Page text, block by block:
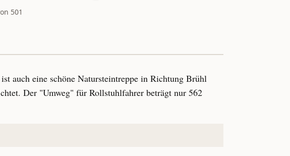
501
auch eine schöne Natursteintreppe in Richtung Brühl
Der "Umweg" für Rollstuhlfahrer beträgt nur 562